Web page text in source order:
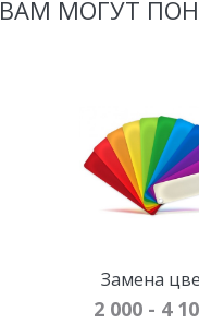
ВАМ МОГУТ
Замена
2 000 - 4